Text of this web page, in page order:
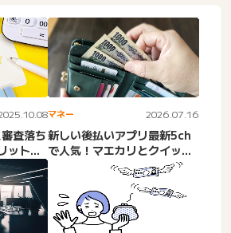
査落ち
ットだ
万...
マネー 2026.07.16
新しい後払いアプリ最新5ch
で人気！マエカリとクイック
ペイは審査なし現金化？少...